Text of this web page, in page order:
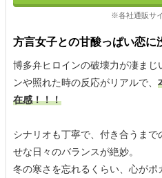
※各社通販サ
方言女子との甘酸っぱい恋に
博多弁ヒロインの破壊力が凄まじ
ンや照れた時の反応がリアルで、
在感！！！
シナリオも丁寧で、付き合うま
せな日々のバランスが絶妙。
冬の寒さを忘れるくらい、心が